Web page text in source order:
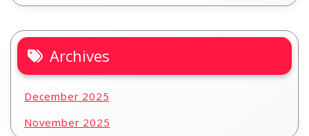
Archives
December 2025
November 2025